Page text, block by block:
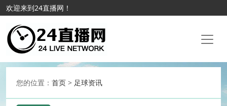
欢迎来到24直播网！
您的位置： 首页 > 足球资讯